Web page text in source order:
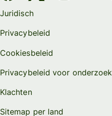
Juridisch
Privacybeleid
Cookiesbeleid
Privacybeleid voor onderzoek
Klachten
Sitemap per land